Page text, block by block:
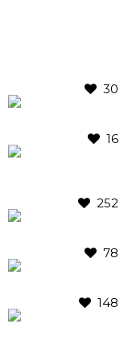
30
16
252
78
148